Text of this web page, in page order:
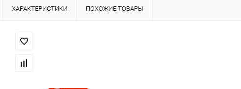
ХАРАКТЕРИСТИКИ ПОХОЖИЕ ТОВАРЫ